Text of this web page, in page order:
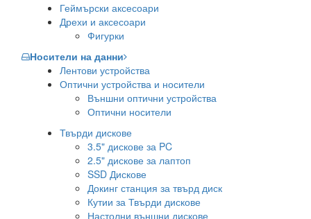
Геймърски аксесоари
Дрехи и аксесоари
Фигурки
Носители на данни
Лентови устройства
Оптични устройства и носители
Външни оптични устройства
Оптични носители
Твърди дискове
3.5" дискове за PC
2.5" дискове за лаптоп
SSD Дискове
Докинг станция за твърд диск
Кутии за Твърди дискове
Настолни външни дискове